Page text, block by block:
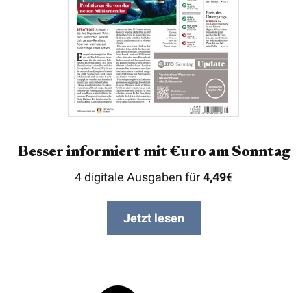
Besser informiert mit €uro am Sonntag
4 digitale Ausgaben für4,49€
Jetzt lesen